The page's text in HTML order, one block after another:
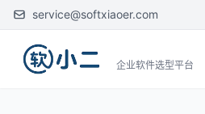
service@softxiaoer.com
企业软件选型平台